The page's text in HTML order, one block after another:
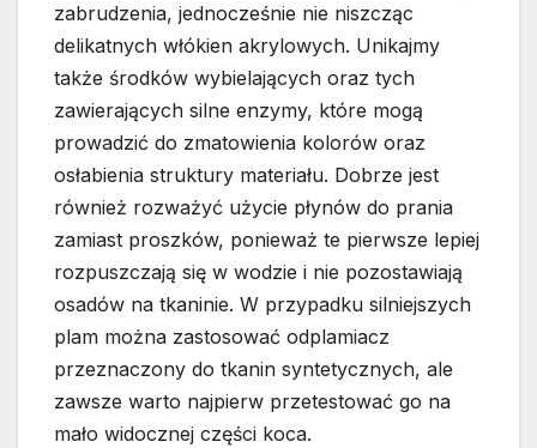
zabrudzenia, jednocześnie nie niszcząc
delikatnych włókien akrylowych. Unikajmy
także środków wybielających oraz tych
zawierających silne enzymy, które mogą
prowadzić do zmatowienia kolorów oraz
osłabienia struktury materiału. Dobrze jest
również rozważyć użycie płynów do prania
zamiast proszków, ponieważ te pierwsze lepiej
rozpuszczają się w wodzie i nie pozostawiają
osadów na tkaninie. W przypadku silniejszych
plam można zastosować odplamiacz
przeznaczony do tkanin syntetycznych, ale
zawsze warto najpierw przetestować go na
mało widocznej części koca.